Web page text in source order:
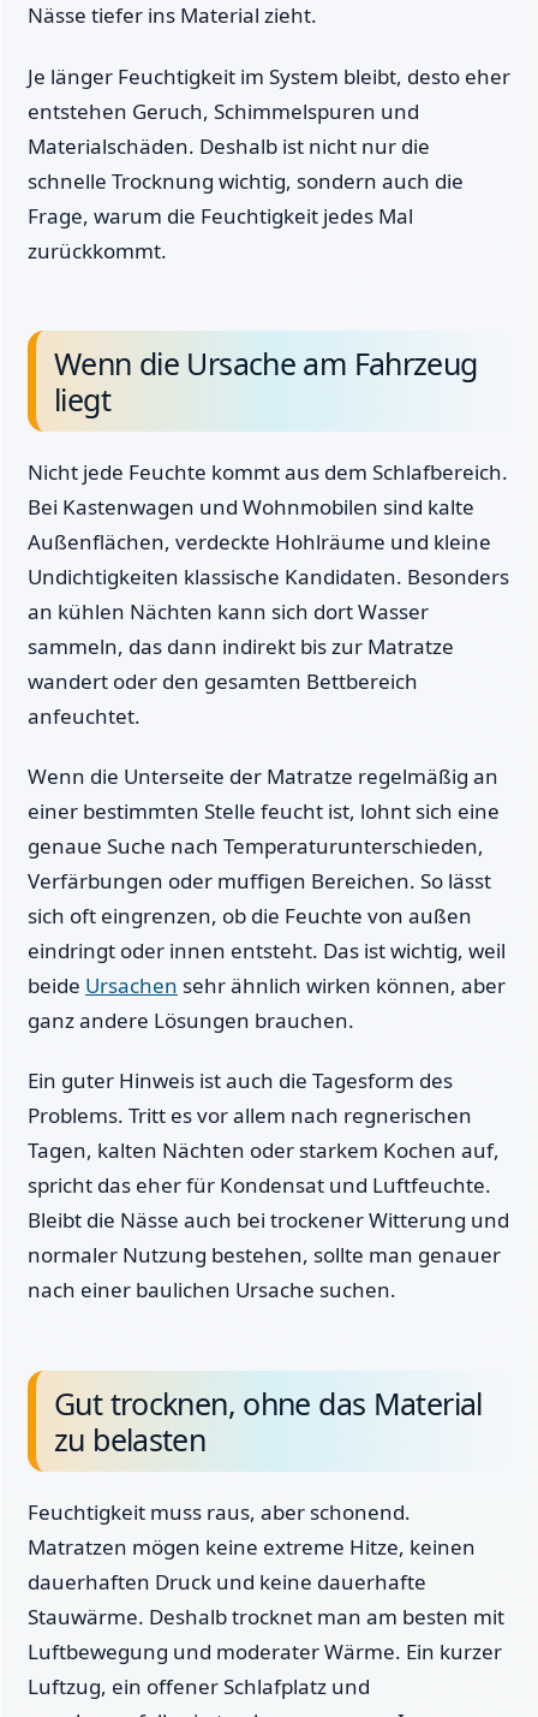
Nässe tiefer ins Material zieht.
Je länger Feuchtigkeit im System bleibt, desto eher
entstehen Geruch, Schimmelspuren und
Materialschäden. Deshalb ist nicht nur die
schnelle Trocknung wichtig, sondern auch die
Frage, warum die Feuchtigkeit jedes Mal
zurückkommt.
Wenn die Ursache am Fahrzeug
liegt
Nicht jede Feuchte kommt aus dem Schlafbereich.
Bei Kastenwagen und Wohnmobilen sind kalte
Außenflächen, verdeckte Hohlräume und kleine
Undichtigkeiten klassische Kandidaten. Besonders
an kühlen Nächten kann sich dort Wasser
sammeln, das dann indirekt bis zur Matratze
wandert oder den gesamten Bettbereich
anfeuchtet.
Wenn die Unterseite der Matratze regelmäßig an
einer bestimmten Stelle feucht ist, lohnt sich eine
genaue Suche nach Temperaturunterschieden,
Verfärbungen oder muffigen Bereichen. So lässt
sich oft eingrenzen, ob die Feuchte von außen
eindringt oder innen entsteht. Das ist wichtig, weil
beide Ursachen sehr ähnlich wirken können, aber
ganz andere Lösungen brauchen.
Ein guter Hinweis ist auch die Tagesform des
Problems. Tritt es vor allem nach regnerischen
Tagen, kalten Nächten oder starkem Kochen auf,
spricht das eher für Kondensat und Luftfeuchte.
Bleibt die Nässe auch bei trockener Witterung und
normaler Nutzung bestehen, sollte man genauer
nach einer baulichen Ursache suchen.
Gut trocknen, ohne das Material
zu belasten
Feuchtigkeit muss raus, aber schonend.
Matratzen mögen keine extreme Hitze, keinen
dauerhaften Druck und keine dauerhafte
Stauwärme. Deshalb trocknet man am besten mit
Luftbewegung und moderater Wärme. Ein kurzer
Luftzug, ein offener Schlafplatz und